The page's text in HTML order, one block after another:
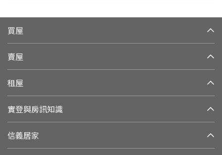
買屋
賣屋
租屋
實登與房訊知識
信義居家